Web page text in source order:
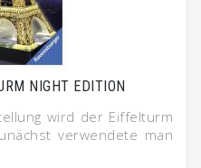
NIGHT EDITION
wird der Eiffelturm
verwendete man